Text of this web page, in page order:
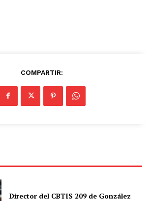
COMPARTIR:
Director del CBTIS 209 de González